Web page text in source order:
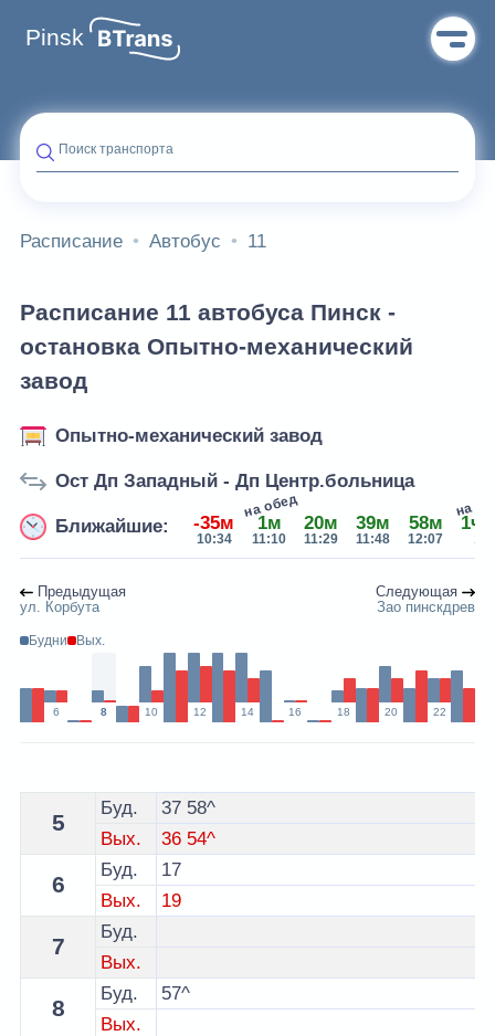
Pinsk
Поиск транспорта
Расписание Автобус 11
Расписание 11 автобуса Пинск -
остановка Опытно-механический
завод
Опытно-механический завод
Ост Дп Западный - Дп Центр.больница
Ближайшие: -35м
10:34
1м
11:10
на обед
20м
11:29
39м
11:48
58м
12:07
1ч
на
Предыдущая
ул. Корбута
Следующая
Зао пинскдрев
Будни Вых.
6 8 10 12 14 16 18 20 22
Расписание 11 автобуса Пинск - остановка Опытно-
5
Буд. 37 58^
Вых.
36 54^
6
Буд.
17
Вых.
19
7
Буд.
Вых.
8
Буд.
57^
Вых.